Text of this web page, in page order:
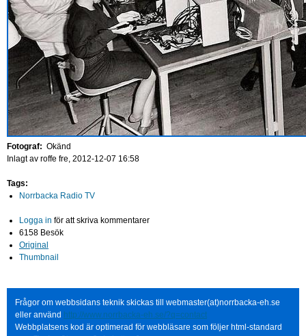
Fotograf: Okänd
Inlagt av roffe fre, 2012-12-07 16:58
Tags:
Norrbacka Radio TV
Logga in för att skriva kommentarer
6158 Besök
Original
Thumbnail
Frågor om webbsidans teknik skickas till webmaster(at)norrbacka-eh.se
eller använd http://www.norrbacka-eh.se/?q=contact
Webbplatsens kod är optimerad för webbläsare som följer html-standard